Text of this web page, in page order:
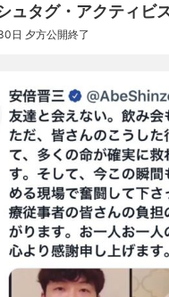
ュタグ・アクティビ
日 夕方公開終了